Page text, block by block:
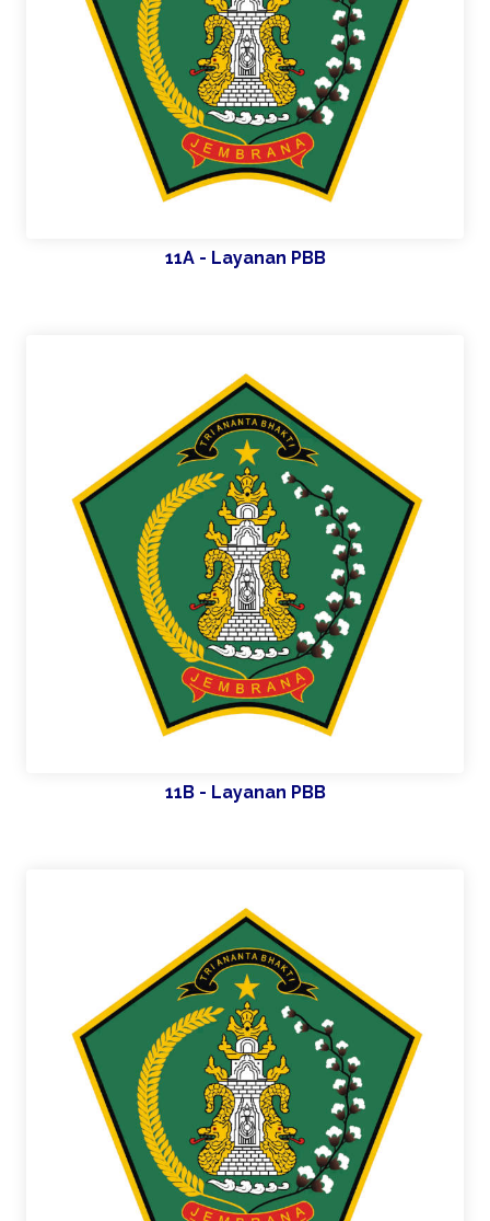
11A - Layanan PBB
11B - Layanan PBB